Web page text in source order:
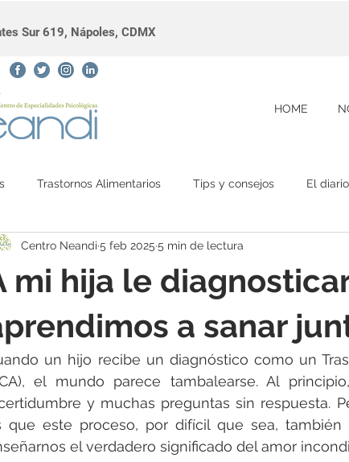
Sur 619, Nápoles, CDMX
HOME
Trastornos Alimentarios Tips y consejos El
mi hija le
a sanar
Centro Neandi 5 feb 2025 5 min de lectura
un hijo recibe un diagnóstico como un
el mundo parece tambalearse. Al
y muchas preguntas sin respuesta.
que este proceso, por difícil que sea, también
el verdadero significado del amor